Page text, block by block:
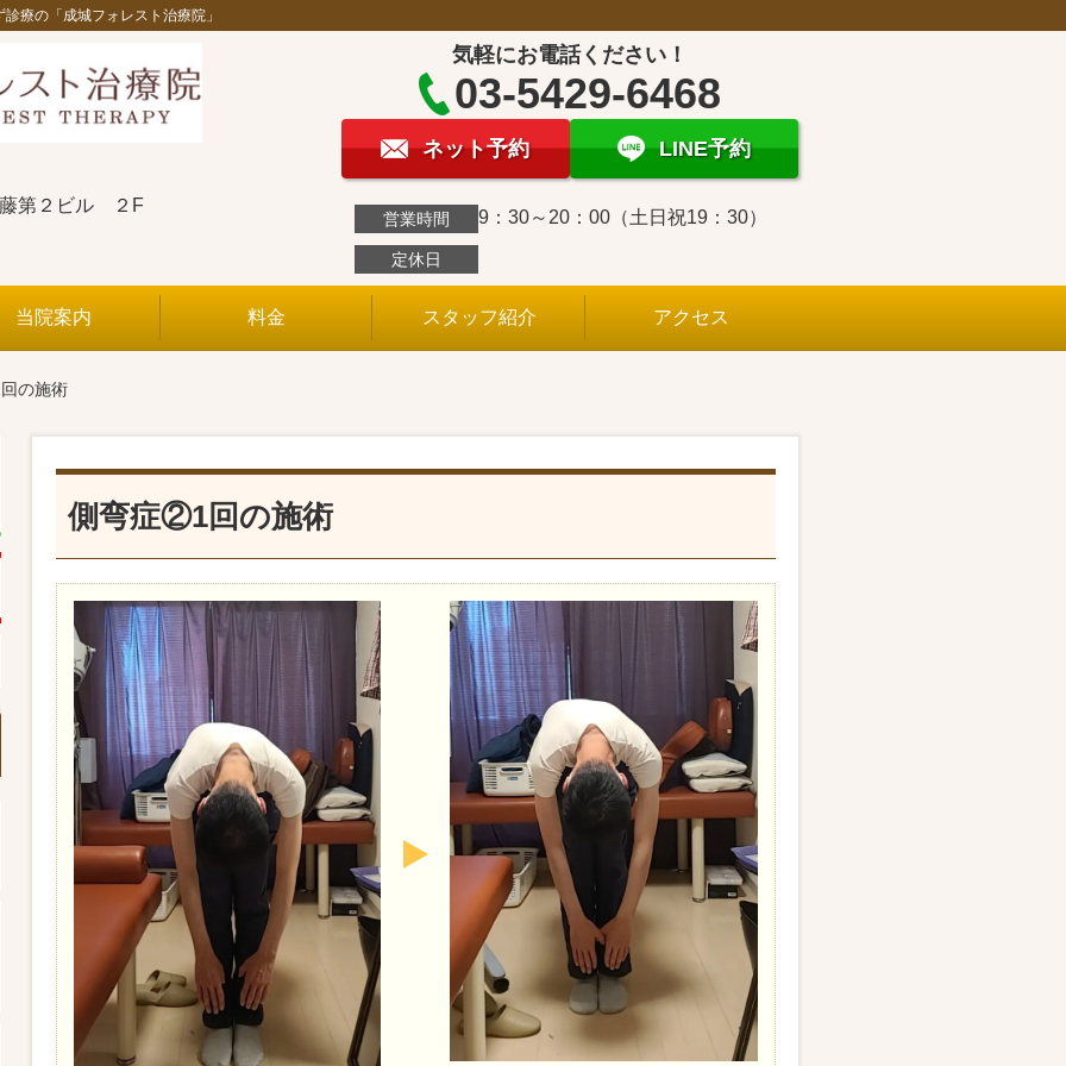
療の「成城フォレスト治療院」
第２ビル ２F
気軽にお電話ください！
03-5429-6468
ネット予約 LINE予約
営業時間 9：30～20：00（土日祝19：30）
定休日
当院案内 料金 スタッフ紹介 アクセス
の施術
側弯症②1回の施術